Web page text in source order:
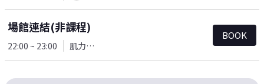
場館連結(非課程)
22:00 ~ 23:00 肌力訓練
BOOK